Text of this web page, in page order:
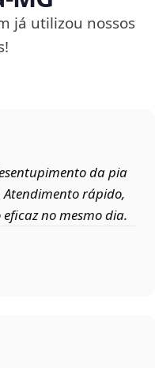
já utilizou nossos
da pia
Atendimento rápido,
no mesmo dia.